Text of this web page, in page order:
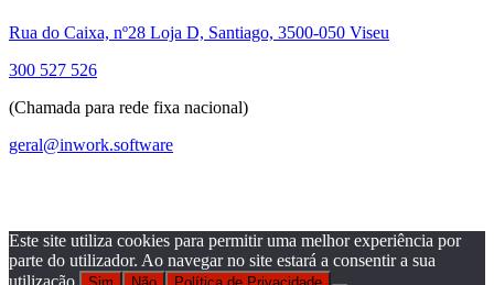
Rua do Caixa, nº28 Loja D, Santiago, 3500-050 Viseu
300 527 526
(Chamada para rede fixa nacional)
geral@inwork.software
Este site utiliza cookies para permitir uma melhor experiência por
parte do utilizador. Ao navegar no site estará a consentir a sua
utilização.